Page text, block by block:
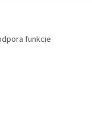
funkcie